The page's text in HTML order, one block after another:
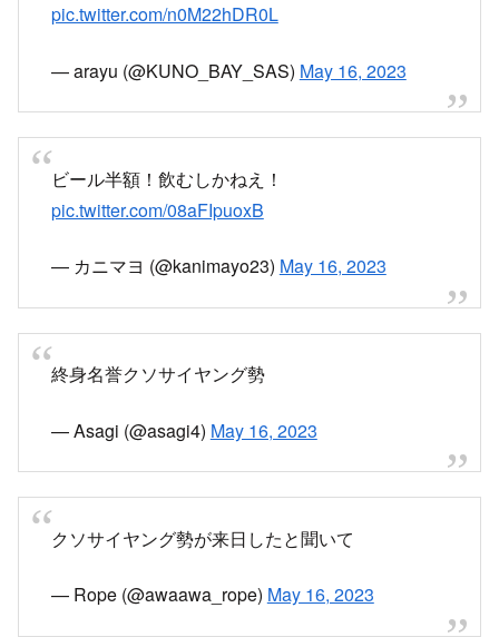
pic.twitter.com/n0M22hDR0L
— arayu (@KUNO_BAY_SAS) May 16, 2023
ビール半額！飲むしかねえ！
pic.twitter.com/08aFIpuoxB
— カニマヨ (@kanimayo23) May 16, 2023
終身名誉クソサイヤング勢
— Asagi (@asagi4) May 16, 2023
クソサイヤング勢が来日したと聞いて
— Rope (@awaawa_rope) May 16, 2023